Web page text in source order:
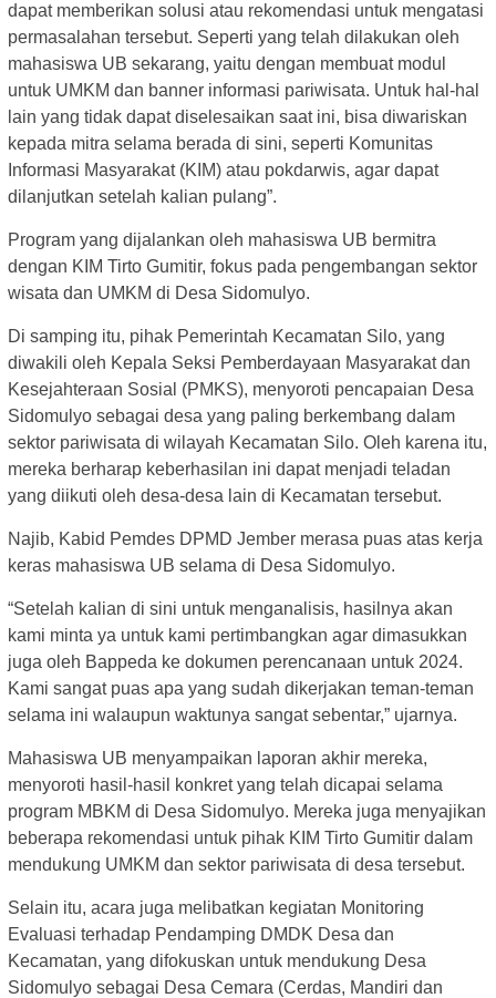
dapat memberikan solusi atau rekomendasi untuk mengatasi
permasalahan tersebut. Seperti yang telah dilakukan oleh
mahasiswa UB sekarang, yaitu dengan membuat modul
untuk UMKM dan banner informasi pariwisata. Untuk hal-hal
lain yang tidak dapat diselesaikan saat ini, bisa diwariskan
kepada mitra selama berada di sini, seperti Komunitas
Informasi Masyarakat (KIM) atau pokdarwis, agar dapat
dilanjutkan setelah kalian pulang”.
Program yang dijalankan oleh mahasiswa UB bermitra
dengan KIM Tirto Gumitir, fokus pada pengembangan sektor
wisata dan UMKM di Desa Sidomulyo.
Di samping itu, pihak Pemerintah Kecamatan Silo, yang
diwakili oleh Kepala Seksi Pemberdayaan Masyarakat dan
Kesejahteraan Sosial (PMKS), menyoroti pencapaian Desa
Sidomulyo sebagai desa yang paling berkembang dalam
sektor pariwisata di wilayah Kecamatan Silo. Oleh karena itu,
mereka berharap keberhasilan ini dapat menjadi teladan
yang diikuti oleh desa-desa lain di Kecamatan tersebut.
Najib, Kabid Pemdes DPMD Jember merasa puas atas kerja
keras mahasiswa UB selama di Desa Sidomulyo.
“Setelah kalian di sini untuk menganalisis, hasilnya akan
kami minta ya untuk kami pertimbangkan agar dimasukkan
juga oleh Bappeda ke dokumen perencanaan untuk 2024.
Kami sangat puas apa yang sudah dikerjakan teman-teman
selama ini walaupun waktunya sangat sebentar,” ujarnya.
Mahasiswa UB menyampaikan laporan akhir mereka,
menyoroti hasil-hasil konkret yang telah dicapai selama
program MBKM di Desa Sidomulyo. Mereka juga menyajikan
beberapa rekomendasi untuk pihak KIM Tirto Gumitir dalam
mendukung UMKM dan sektor pariwisata di desa tersebut.
Selain itu, acara juga melibatkan kegiatan Monitoring
Evaluasi terhadap Pendamping DMDK Desa dan
Kecamatan, yang difokuskan untuk mendukung Desa
Sidomulyo sebagai Desa Cemara (Cerdas, Mandiri dan